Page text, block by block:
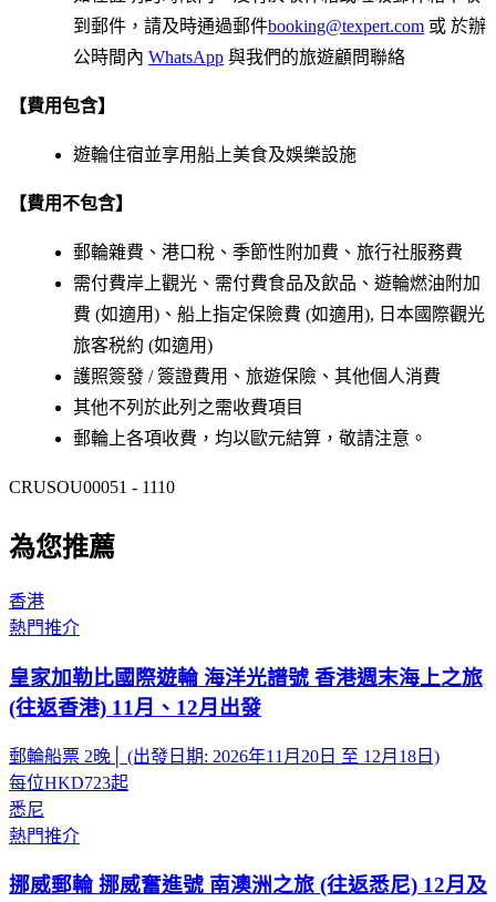
到郵件，請及時通過郵件booking@texpert.com 或 於辦
公時間內 WhatsApp 與我們的旅遊顧問聯絡
【費用包含】
遊輪住宿並享用船上美食及娛樂設施
【費用不包含】
郵輪雜費、港口稅、季節性附加費、旅行社服務費
需付費岸上觀光、需付費食品及飲品、遊輪燃油附加
費 (如適用)、船上指定保險費 (如適用), 日本國際觀光
旅客税約 (如適用)
護照簽發 / 簽證費用、旅遊保險、其他個人消費
其他不列於此列之需收費項目
郵輪上各項收費，均以歐元結算，敬請注意。
CRUSOU00051 - 1110
為您推薦
香港
熱門推介
皇家加勒比國際遊輪 海洋光譜號 香港週末海上之旅
(往返香港) 11月、12月出發
郵輪船票 2晚│ (出發日期: 2026年11月20日 至 12月18日)
每位HKD723起
悉尼
熱門推介
挪威郵輪 挪威奮進號 南澳洲之旅 (往返悉尼) 12月及